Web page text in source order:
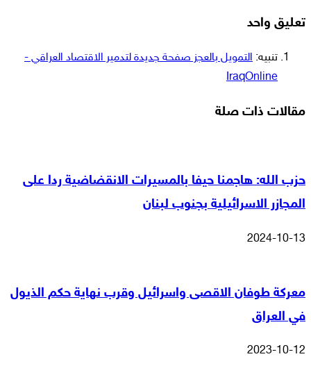
تعليق واحد
تنبيه: التمويل بالعجز صفحة جديدة لتدمير الاقتصاد العراقي -
IraqOnline
مقالات ذات صلة
حزب الله: هاجمنا حيفا بالمسيرات الانقضاضية ردا على
المجازر الاسرائيلية بجنوب لبنان
2024-10-13
معركة طوفان الاقصى واسرائيل وقرب نهاية حكم الذيول
في العراق
2023-10-12